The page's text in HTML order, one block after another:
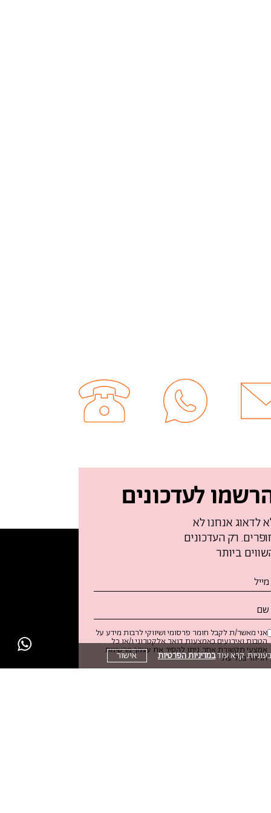
קרא עודבמדיניות הפרטיות אישור
לעדכונים
לדאוג אנחנו לא
רק העדכונים
ביותר
אני מאשר/ת לקבל חומר פרסומי ושיווקי לרבות מידע על
הטבות ואירועים באמצעות דואר אלקטרוני ו/או כל
אמצעי תקשורת אחר. ניתן להסיר את עצמך מרשימת
הדיוור בכל עת.